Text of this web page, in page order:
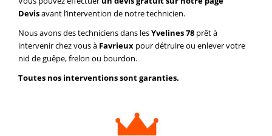
Devisavant l’intervention de notre technicien.
Nous avons des techniciens dans lesYvelines 78 prêt à
intervenir chez vous à Favrieux pour détruire ou enlever votre
nid de guêpe, frelon ou bourdon.
Toutes nos interventions sont garanties.